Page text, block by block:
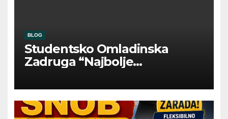
BLOG
Studentsko Omladinska
Zadruga “Najbolje